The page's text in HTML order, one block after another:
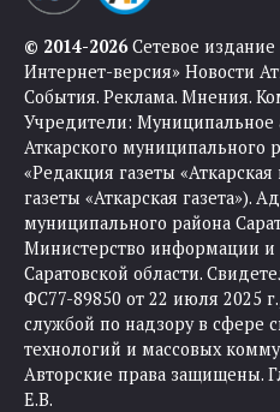
© 2014-2026Сетевое издание
Интернет-версия» Новости
События. Реклама. Мнения.
Учредители: Муниципальное
Аткарского муниципального
«Редакция газеты
газеты «Аткарская газета»).
муниципального района
Министерство информации
Саратовской области.
ФС77-89850 от 22 июля 2025
службой по надзору в сфере
технологий и массовых
Авторские права защищены.
Е.В.